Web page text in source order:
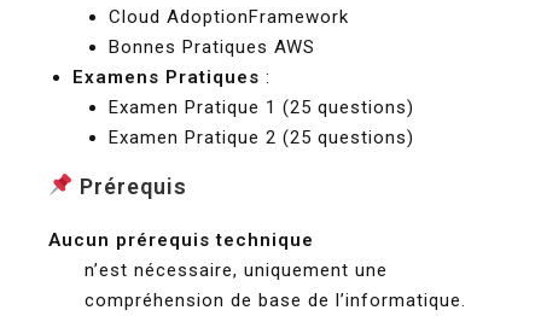
Cloud AdoptionFramework
Bonnes Pratiques AWS
Examens Pratiques :
Examen Pratique 1 (25 questions)
Examen Pratique 2 (25 questions)
Prérequis
Aucun prérequis technique
n’est nécessaire, uniquement une
compréhension de base de l’informatique.